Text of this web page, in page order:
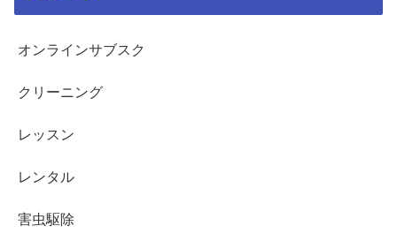
オンラインサブスク
クリーニング
レッスン
レンタル
害虫駆除